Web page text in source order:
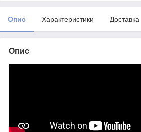
Опис Характеристики Доставка
Опис